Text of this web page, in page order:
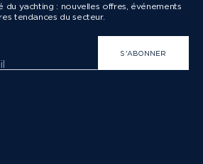
du yachting : nouvelles offres, événements
tendances du secteur.
S'ABONNER